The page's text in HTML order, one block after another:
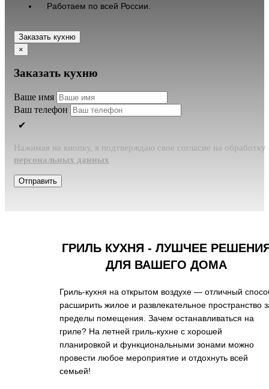
Работаем по всей России.
Заказать кухню
×
Заказать кухню
Ваше имя
Ваш телефон
Нажимая на кнопку, я подтверждаю свое согласие на обработку
персональных данных
Отправить
ГРИЛЬ КУХНЯ - ЛУШЧЕЕ
ДЛЯ ВАШЕГО ДОМА
Гриль-кухня на открытом воздухе — отличный
расширить жилое и развлекательное пространство
пределы помещения. Зачем останавливаться на
гриле? На летней гриль-кухне с хорошей
планировкой и функциональными зонами можно
провести любое мероприятие и отдохнуть всей
семьей!